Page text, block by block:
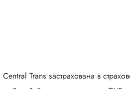
Trans застрахована в